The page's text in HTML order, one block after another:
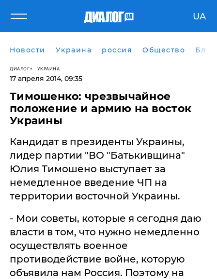
UA
Новости Украина россия Общество
ДИАЛОГ УКРАИНА
17 апреля 2014, 09:35
Тимошенко: чрезвычайное
положение и армию на восток
Украины
Кандидат в президенты Украины,
лидер партии "ВО "Батькивщина"
Юлия Тимошено выступает за
немедленное введение ЧП на
территории восточной Украины.
- Мои советы, которые я сегодня даю
власти в том, что нужно немедленно
осуществлять военное
противодействие войне, которую
объявила нам Россия. Поэтому на